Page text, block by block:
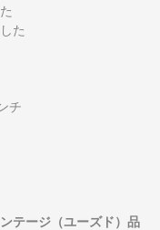
た
チ
テージ（ユーズド）品